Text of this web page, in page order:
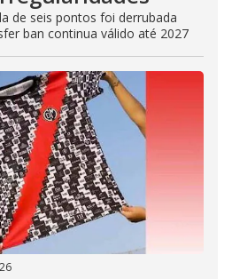
de seis pontos foi derrubada
ban continua válido até 2027